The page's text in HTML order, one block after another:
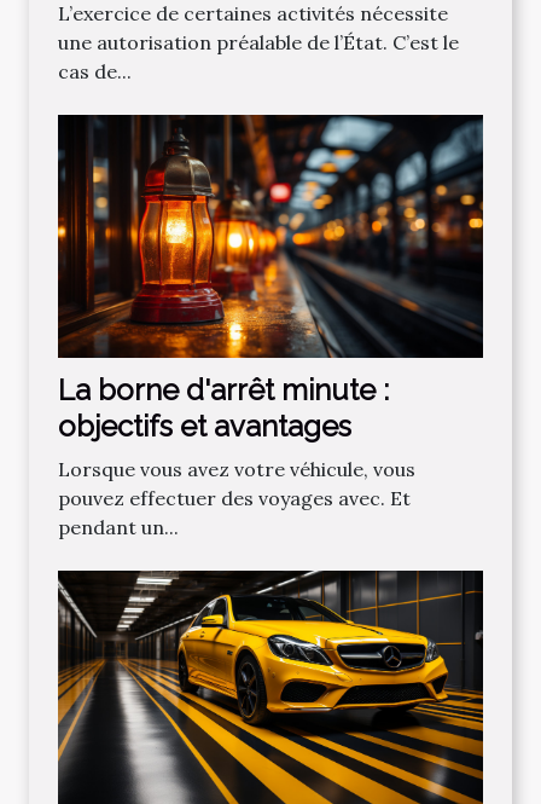
L’exercice de certaines activités nécessite
une autorisation préalable de l’État. C’est le
cas de...
La borne d'arrêt minute :
objectifs et avantages
Lorsque vous avez votre véhicule, vous
pouvez effectuer des voyages avec. Et
pendant un...